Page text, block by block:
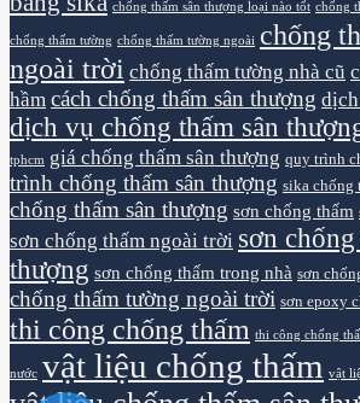
chống thấm sân thượng loại nào tốt chống
chống thấm tường chống thấm tường ngoài chống
ngoài trời chống thấm tường nhà cũ
hầm cách chống thấm sân thượng
dịch vụ chống thấm sân
tphcm giá chống thấm sân thượng quy trình
trình chống thấm sân thượng sika chống
chống thấm sân thượng sơn chống thấm
sơn chống thấm ngoài trời sơn
thượng sơn chống thấm trong nhà sơn
chống thấm tường ngoài trời sơn epoxy
thi công chống thấm thi công chống
nước vật liệu chống thấm vật